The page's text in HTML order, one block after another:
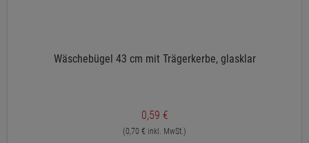
Wäschebügel 43 cm mit Trägerkerbe, glasklar
0,59 €
(0,70 € inkl. MwSt.)